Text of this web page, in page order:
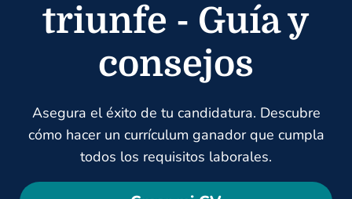
triunfe - Guía y
consejos
Asegura el éxito de tu candidatura. Descubre
cómo hacer un currículum ganador que cumpla
todos los requisitos laborales.